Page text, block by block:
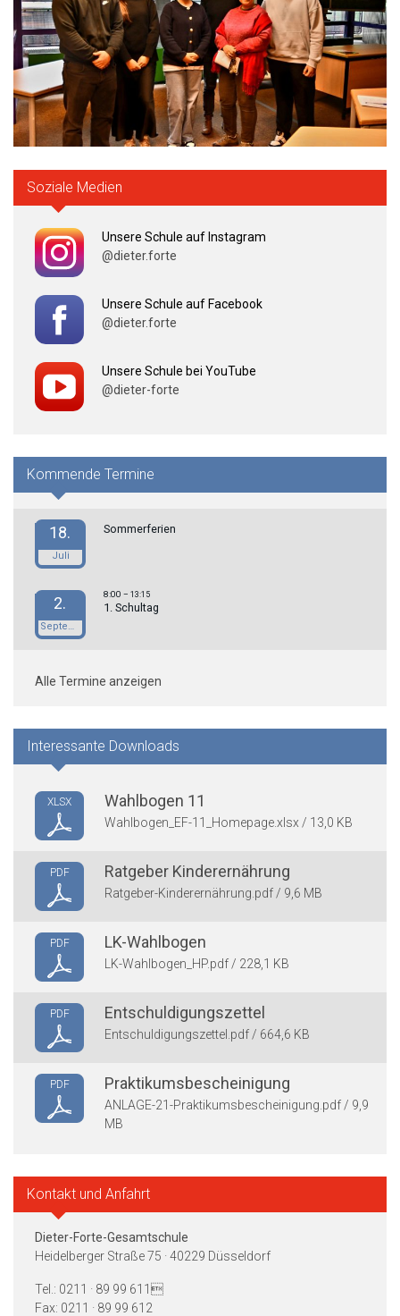
Soziale Medien
Unsere Schule auf Instagram
@dieter.forte
Unsere Schule auf Facebook
@dieter.forte
Unsere Schule bei YouTube
@dieter-forte
Kommende Termine
18.
Juli
Sommerferien
2.
September
8:00– 13:15
1. Schultag
Alle Termine anzeigen
Interessante Downloads
XLSX Wahlbogen 11
Wahlbogen_EF-11_Homepage.xlsx / 13,0 KB
PDF Ratgeber Kinderernährung
Ratgeber-Kinderernährung.pdf / 9,6 MB
PDF LK-Wahlbogen
LK-Wahlbogen_HP.pdf / 228,1 KB
PDF Entschuldigungszettel
Entschuldigungszettel.pdf / 664,6 KB
PDF Praktikumsbescheinigung
ANLAGE-21-Praktikumsbescheinigung.pdf / 9,9
MB
Kontakt und Anfahrt
Dieter-Forte-Gesamtschule
Heidelberger Straße 75 · 40229 Düsseldorf
Tel.: 0211 · 89 99 611
Fax: 0211 · 89 99 612